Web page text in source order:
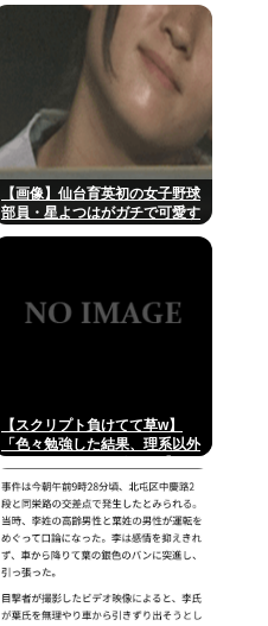
んとやり国会にも出席、僅かに
【画像】仙台育英初の女子野球
部員・星よつはがガチで可愛す
【スクリプト負けてて草w】
「色々勉強した結果、理系以外
チ】」について、もっと具体的
に話そうか